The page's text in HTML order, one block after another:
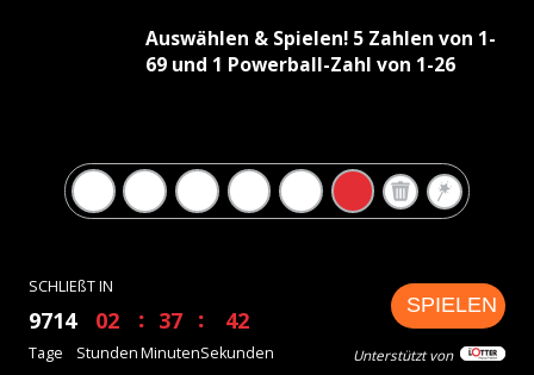
Auswählen & Spielen! 5 Zahlen von 1-
69 und 1 Powerball-Zahl von 1-26
SCHLIEßT IN
9714
Tage
02
Stunden
37
Minuten
42
Sekunden
SPIELEN
Unterstützt von